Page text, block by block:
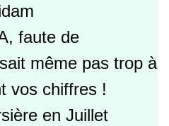
faute de
même pas trop à
vos chiffres !
en Juillet